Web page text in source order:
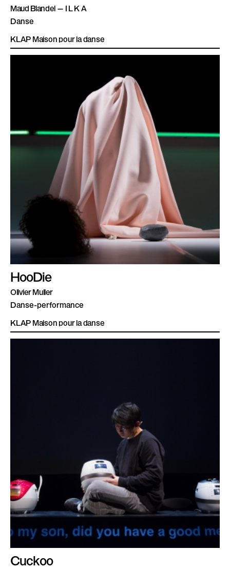
Maud Blandel — I L K A
Danse
KLAP Maison pour la danse
HooDie
Olivier Muller
Danse-performance
KLAP Maison pour la danse
Cuckoo